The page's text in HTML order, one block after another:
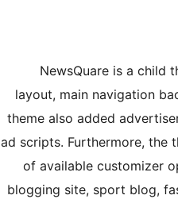
NewsQuare is a child
layout, main navigation
theme also added
ad scripts. Furthermore, the
of available customizer
blogging site, sport blog,